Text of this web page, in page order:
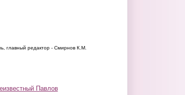
главный редактор - Смирнов К.М.
Павлов